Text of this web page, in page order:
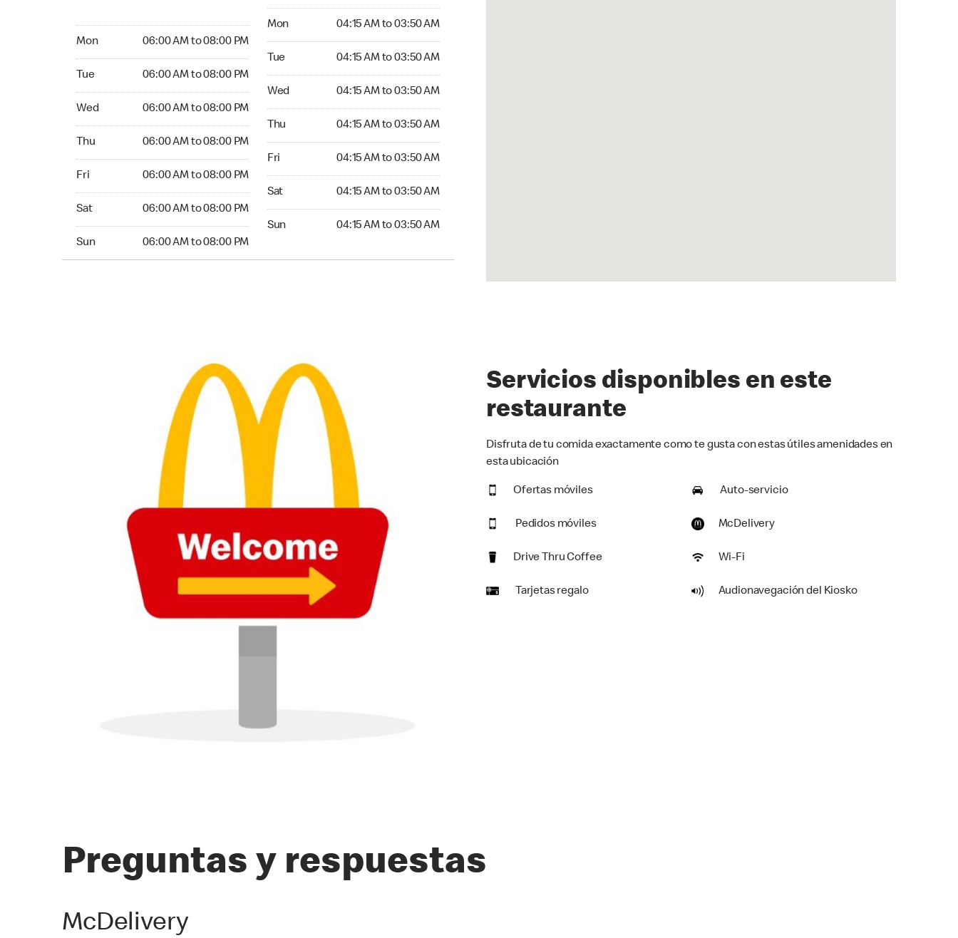
Mon 06:00 AM to 08:00 PM
Tue 06:00 AM to 08:00 PM
Wed 06:00 AM to 08:00 PM
Thu 06:00 AM to 08:00 PM
Fri 06:00 AM to 08:00 PM
Sat 06:00 AM to 08:00 PM
Sun 06:00 AM to 08:00 PM
Mon 04:15 AM to 03:50 AM
Tue 04:15 AM to 03:50 AM
Wed 04:15 AM to 03:50 AM
Thu 04:15 AM to 03:50 AM
Fri 04:15 AM to 03:50 AM
Sat 04:15 AM to 03:50 AM
Sun 04:15 AM to 03:50 AM
Servicios disponibles en este
restaurante
Disfruta de tu comida exactamente como te gusta con estas útiles amenidades en
esta ubicación
Ofertas móviles Auto-servicio
Pedidos móviles McDelivery
Drive Thru Coffee Wi-Fi
Tarjetas regalo Audionavegación del Kiosko
Preguntas y respuestas
McDelivery